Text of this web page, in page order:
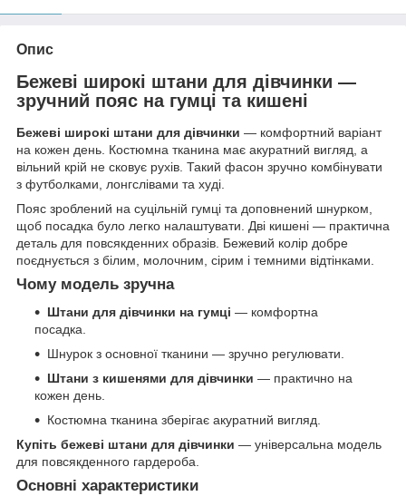
Опис
Бежеві широкі штани для дівчинки —
зручний пояс на гумці та кишені
Бежеві широкі штани для дівчинки — комфортний варіант
на кожен день. Костюмна тканина має акуратний вигляд, а
вільний крій не сковує рухів. Такий фасон зручно комбінувати
з футболками, лонгслівами та худі.
Пояс зроблений на суцільній гумці та доповнений шнурком,
щоб посадка було легко налаштувати. Дві кишені — практична
деталь для повсякденних образів. Бежевий колір добре
поєднується з білим, молочним, сірим і темними відтінками.
Чому модель зручна
Штани для дівчинки на гумці — комфортна
посадка.
Шнурок з основної тканини — зручно регулювати.
Штани з кишенями для дівчинки — практично на
кожен день.
Костюмна тканина зберігає акуратний вигляд.
Купіть бежеві штани для дівчинки — універсальна модель
для повсякденного гардероба.
Основні характеристики